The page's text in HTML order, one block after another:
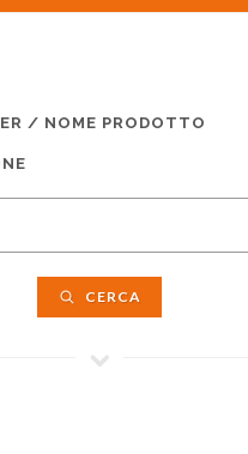
/ NOME PRODOTTO
CERCA